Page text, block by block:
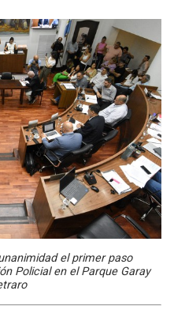
el primer paso
Policial en el Parque Garay